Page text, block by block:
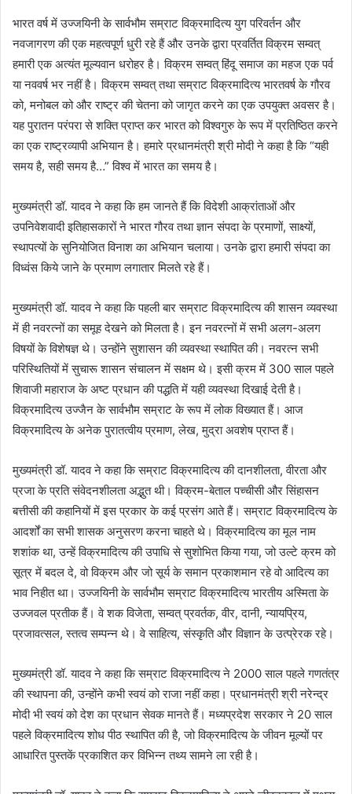
भारत वर्ष में उज्जयिनी के सार्वभौम सम्राट विक्रमादित्य युग परिवर्तन और
नवजागरण की एक महत्वपूर्ण धुरी रहे हैं और उनके द्वारा प्रवर्तित विक्रम सम्वत्
हमारी एक अत्यंत मूल्यवान धरोहर है। विक्रम सम्वत् हिंदू समाज का महज एक पर्व
या नववर्ष भर नहीं है। विक्रम सम्वत् तथा सम्राट विक्रमादित्य भारतवर्ष के गौरव
को, मनोबल को और राष्ट्र की चेतना को जागृत करने का एक उपयुक्त अवसर है।
यह पुरातन परंपरा से शक्ति प्राप्त कर भारत को विश्वगुरु के रूप में प्रतिष्ठित करने
का एक राष्ट्रव्यापी अभियान है। हमारे प्रधानमंत्री श्री मोदी ने कहा है कि “यही
समय है, सही समय है…” विश्व में भारत का समय है।
मुख्यमंत्री डॉ. यादव ने कहा कि हम जानते हैं कि विदेशी आक्रांताओं और
उपनिवेशवादी इतिहासकारों ने भारत गौरव तथा ज्ञान संपदा के प्रमाणों, साक्ष्यों,
स्थापत्यों के सुनियोजित विनाश का अभियान चलाया। उनके द्वारा हमारी संपदा का
विध्वंस किये जाने के प्रमाण लगातार मिलते रहे हैं।
मुख्यमंत्री डॉ. यादव ने कहा कि पहली बार सम्राट विक्रमादित्य की शासन व्यवस्था
में ही नवरत्नों का समूह देखने को मिलता है। इन नवरत्नों में सभी अलग-अलग
विषयों के विशेषज्ञ थे। उन्होंने सुशासन की व्यवस्था स्थापित की। नवरत्न सभी
परिस्थितियों में सुचारू शासन संचालन में सक्षम थे। इसी क्रम में 300 साल पहले
शिवाजी महाराज के अष्ट प्रधान की पद्धति में यही व्यवस्था दिखाई देती है।
विक्रमादित्य उज्जैन के सार्वभौम सम्राट के रूप में लोक विख्यात हैं। आज
विक्रमादित्य के अनेक पुरातत्वीय प्रमाण, लेख, मुद्रा अवशेष प्राप्त हैं।
मुख्यमंत्री डॉ. यादव ने कहा कि सम्राट विक्रमादित्य की दानशीलता, वीरता और
प्रजा के प्रति संवेदनशीलता अद्भुत थी। विक्रम-बेताल पच्चीसी और सिंहासन
बत्तीसी की कहानियों में इस प्रकार के कई प्रसंग आते हैं। सम्राट विक्रमादित्य के
आदर्शों का सभी शासक अनुसरण करना चाहते थे। विक्रमादित्य का मूल नाम
शशांक था, उन्हें विक्रमादित्य की उपाधि से सुशोभित किया गया, जो उल्टे क्रम को
सूत्र में बदल दे, वो विक्रम और जो सूर्य के समान प्रकाशमान रहे वो आदित्य का
भाव निहीत था। उज्जयिनी के सार्वभौम सम्राट विक्रमादित्य भारतीय अस्मिता के
उज्जवल प्रतीक हैं। वे शक विजेता, सम्वत् प्रवर्तक, वीर, दानी, न्यायप्रिय,
प्रजावत्सल, स्तत्व सम्पन्न थे। वे साहित्य, संस्कृति और विज्ञान के उत्प्रेरक रहे।
मुख्यमंत्री डॉ. यादव ने कहा कि सम्राट विक्रमादित्य ने 2000 साल पहले गणतंत्र
की स्थापना की, उन्होंने कभी स्वयं को राजा नहीं कहा। प्रधानमंत्री श्री नरेन्द्र
मोदी भी स्वयं को देश का प्रधान सेवक मानते हैं। मध्यप्रदेश सरकार ने 20 साल
पहले विक्रमादित्य शोध पीठ स्थापित की है, जो विक्रमादित्य के जीवन मूल्यों पर
आधारित पुस्तकें प्रकाशित कर विभिन्न तथ्य सामने ला रही है।